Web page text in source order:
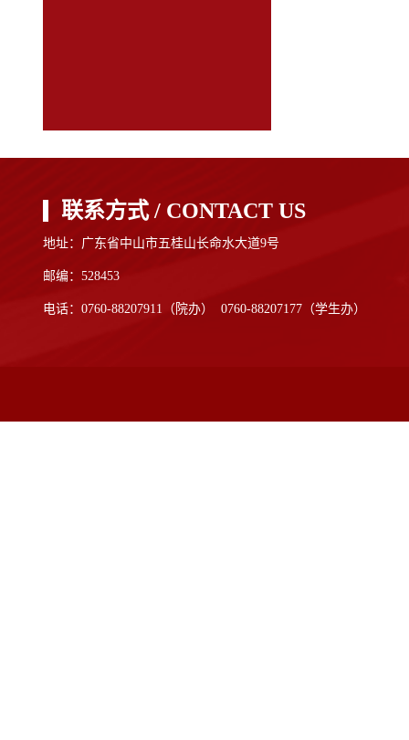
联系方式 / CONTACT US
地址：广东省中山市五桂山长命水大道9号
邮编：528453
电话：0760-88207911（院办） 0760-88207177（学生办）